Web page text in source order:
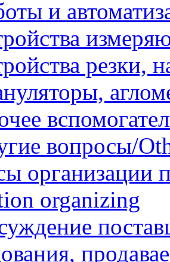
и
резки,
вопросы/
организации
organizing